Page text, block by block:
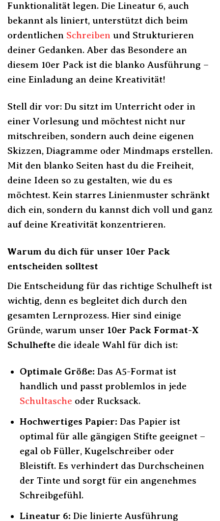
Funktionalität legen. Die Lineatur 6, auch
bekannt als liniert, unterstützt dich beim
ordentlichen Schreiben und Strukturieren
deiner Gedanken. Aber das Besondere an
diesem 10er Pack ist die blanko Ausführung –
eine Einladung an deine Kreativität!
Stell dir vor: Du sitzt im Unterricht oder in
einer Vorlesung und möchtest nicht nur
mitschreiben, sondern auch deine eigenen
Skizzen, Diagramme oder Mindmaps erstellen.
Mit den blanko Seiten hast du die Freiheit,
deine Ideen so zu gestalten, wie du es
möchtest. Kein starres Linienmuster schränkt
dich ein, sondern du kannst dich voll und ganz
auf deine Kreativität konzentrieren.
Warum du dich für unser 10er Pack
entscheiden solltest
Die Entscheidung für das richtige Schulheft ist
wichtig, denn es begleitet dich durch den
gesamten Lernprozess. Hier sind einige
Gründe, warum unser 10er Pack Format-X
Schulhefte die ideale Wahl für dich ist:
Optimale Größe: Das A5-Format ist
handlich und passt problemlos in jede
Schultasche oder Rucksack.
Hochwertiges Papier: Das Papier ist
optimal für alle gängigen Stifte geeignet –
egal ob Füller, Kugelschreiber oder
Bleistift. Es verhindert das Durchscheinen
der Tinte und sorgt für ein angenehmes
Schreibgefühl.
Lineatur 6: Die linierte Ausführung